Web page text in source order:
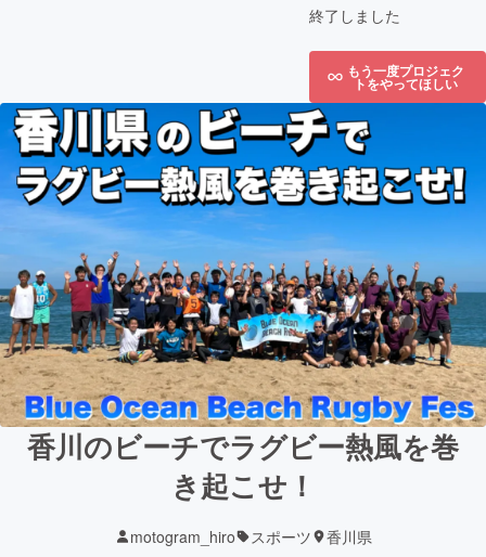
終了しました
もう一度プロジェク
トをやってほしい
香川のビーチでラグビー熱風を巻
き起こせ！
motogram_hiro スポーツ 香川県